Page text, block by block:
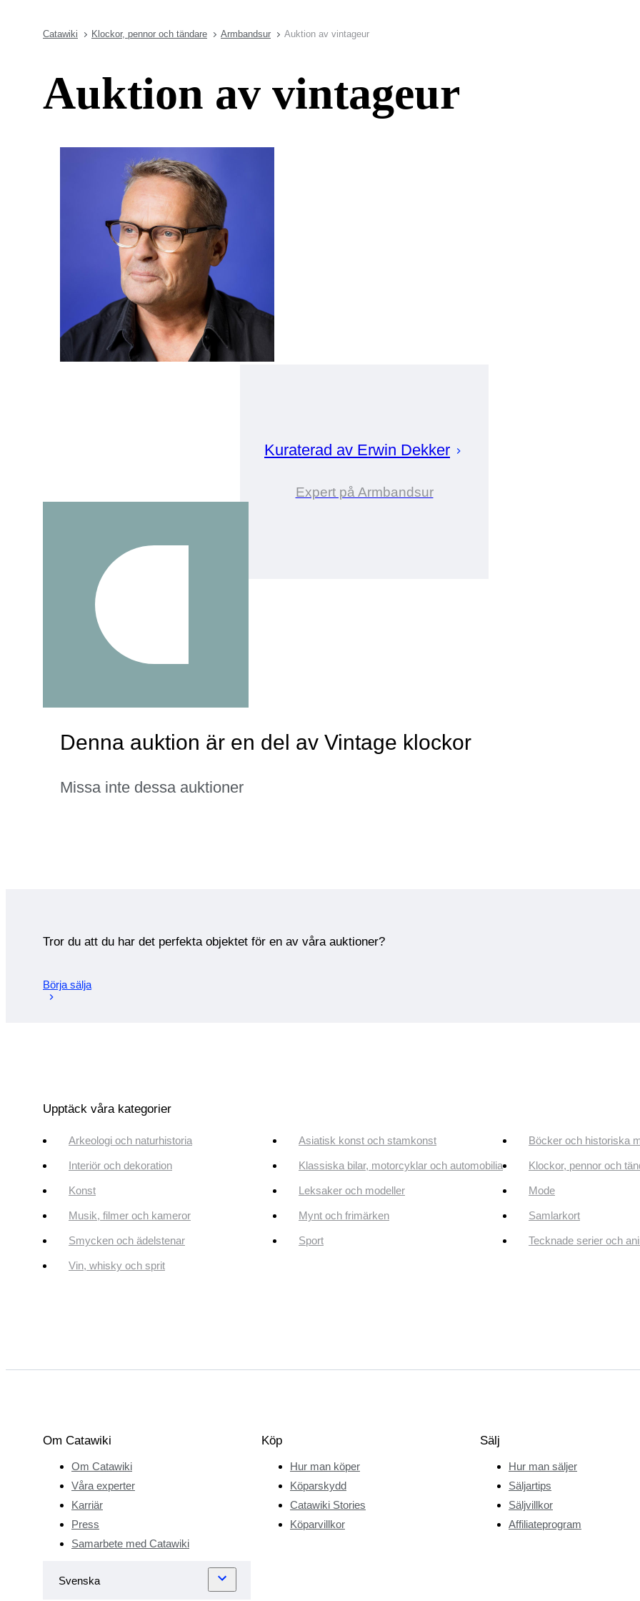
Catawiki Klockor, pennor och tändare Armbandsur Auktion av vintageur
Auktion av vintageur
Kuraterad av Erwin Dekker
Expert på Armbandsur
Denna auktion är en del av Vintage klockor
Missa inte dessa auktioner
Tror du att du har det perfekta objektet för en av våra auktioner?
Börja sälja
Upptäck våra kategorier
Arkeologi och naturhistoria Asiatisk konst och stamkonst Böcker och historiska
Interiör och dekoration Klassiska bilar, motorcyklar och automobilia Klockor, pennor och
Konst Leksaker och modeller Mode
Musik, filmer och kameror Mynt och frimärken Samlarkort
Smycken och ädelstenar Sport Tecknade serier och
Vin, whisky och sprit
Om Catawiki
Om Catawiki
Våra experter
Karriär
Press
Samarbete med Catawiki
Köp
Hur man köper
Köparskydd
Catawiki Stories
Köparvillkor
Sälj
Hur man säljer
Säljartips
Säljvillkor
Affiliateprogram